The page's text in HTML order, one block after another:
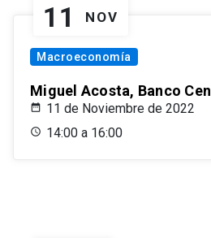
11 NOV
Macroeconomía
Miguel Acosta, Banco
11 de Noviembre de 2022
14:00 a 16:00